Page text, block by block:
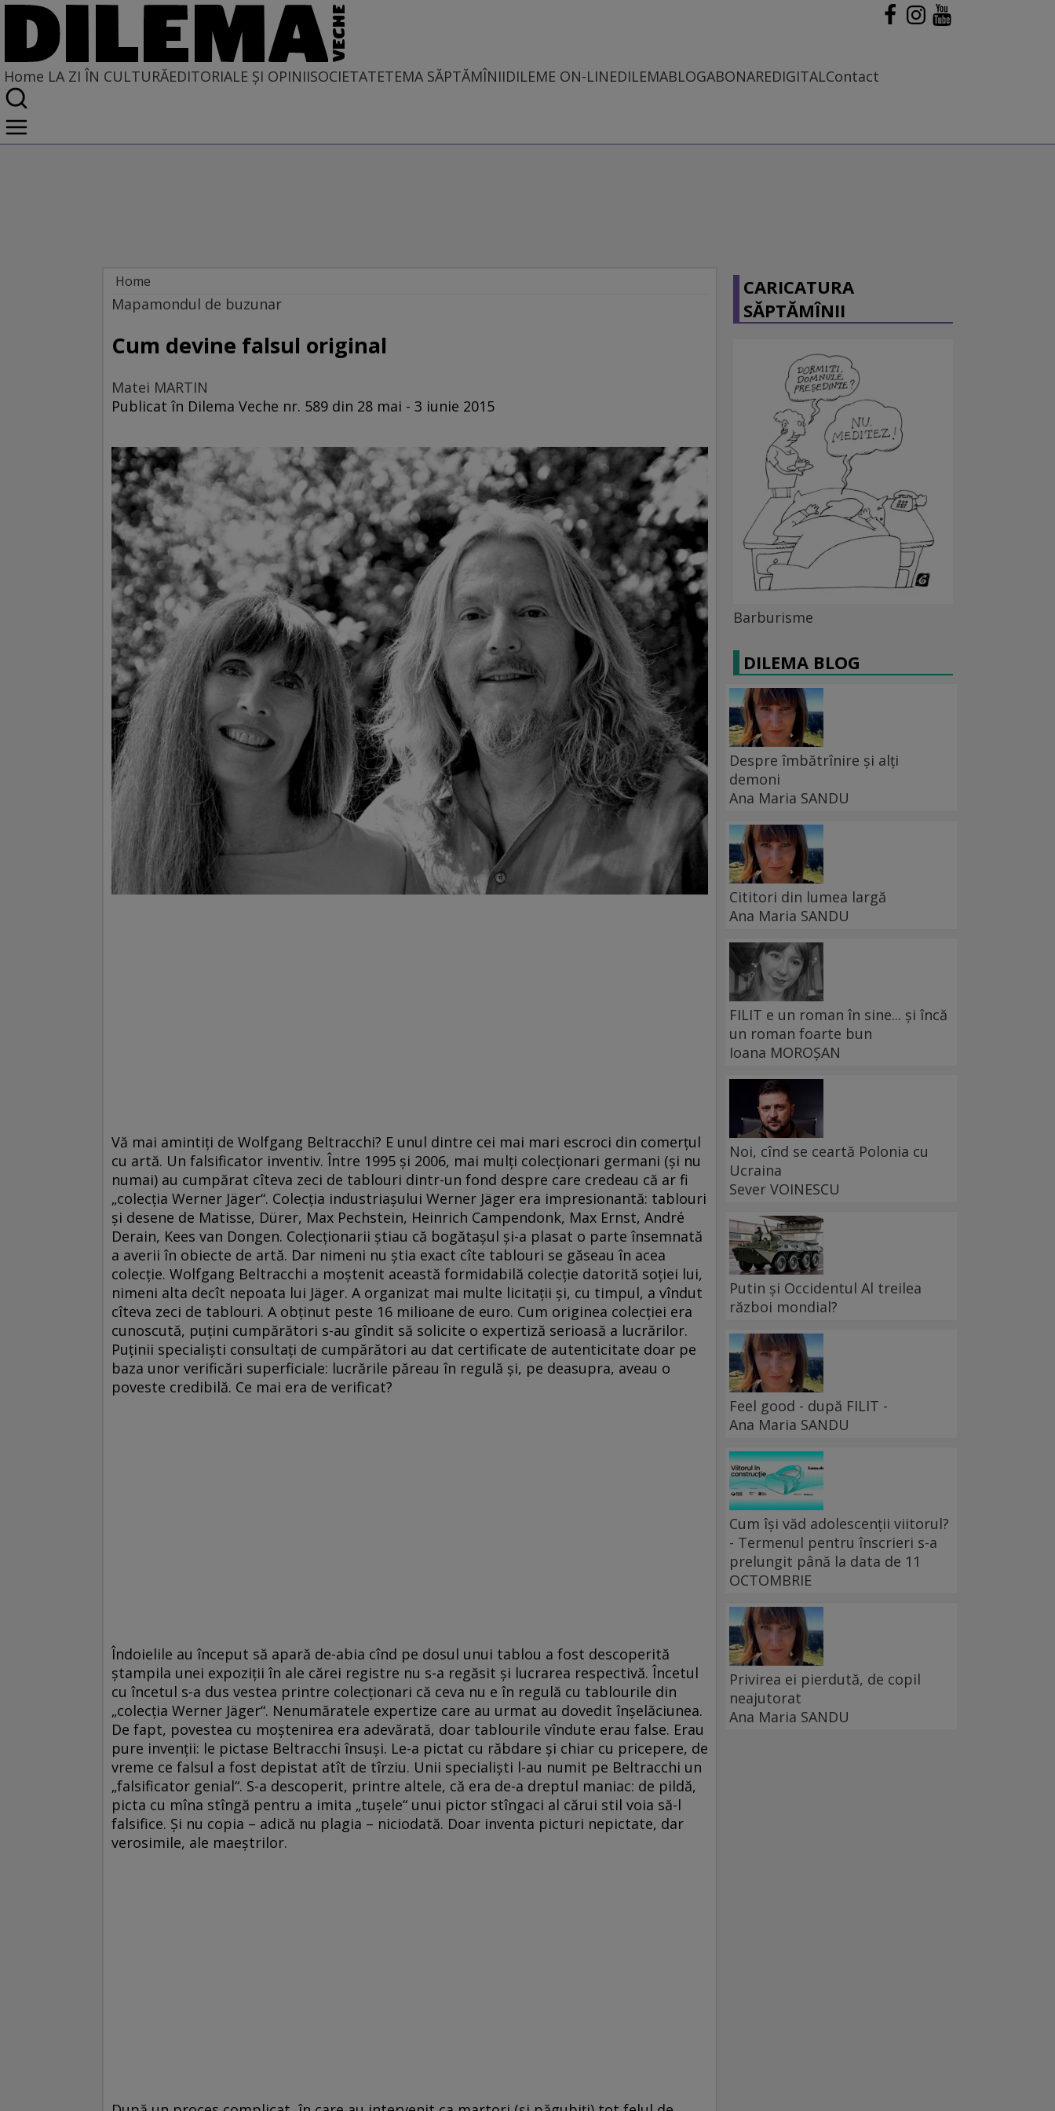
Home LA ZI ÎN CULTURĂEDITORIALE ȘI OPINIISOCIETATETEMA SĂPTĂMÎNIIDILEME ON-LINEDILEMABLOGABONAREDIGITALContact
Home
La zi în cultură
Mapamondul de buzunar
Cum devine falsul original
Matei MARTIN
Publicat în Dilema Veche nr. 589 din 28 mai - 3 iunie 2015
Vă mai amintiţi de Wolfgang Beltracchi? E unul dintre cei mai mari escroci din comerţul
cu artă. Un falsificator inventiv. Între 1995 şi 2006, mai mulţi colecţionari germani (şi nu
numai) au cumpărat cîteva zeci de tablouri dintr-un fond despre care credeau că ar fi
„colecţia Werner Jäger“. Colecţia industriaşului Werner Jäger era impresionantă: tablouri
şi desene de Matisse, Dürer, Max Pechstein, Heinrich Campendonk, Max Ernst, André
Derain, Kees van Dongen. Colecţionarii ştiau că bogătaşul şi-a plasat o parte însemnată
a averii în obiecte de artă. Dar nimeni nu ştia exact cîte tablouri se găseau în acea
colecţie. Wolfgang Beltracchi a moştenit această formidabilă colecţie datorită soţiei lui,
nimeni alta decît nepoata lui Jäger. A organizat mai multe licitaţii şi, cu timpul, a vîndut
cîteva zeci de tablouri. A obţinut peste 16 milioane de euro. Cum originea colecţiei era
cunoscută, puţini cumpărători s-au gîndit să solicite o expertiză serioasă a lucrărilor.
Puţinii specialişti consultaţi de cumpărători au dat certificate de autenticitate doar pe
baza unor verificări superficiale: lucrările păreau în regulă şi, pe deasupra, aveau o
poveste credibilă. Ce mai era de verificat?
Îndoielile au început să apară de-abia cînd pe dosul unui tablou a fost descoperită
ştampila unei expoziţii în ale cărei registre nu s-a regăsit şi lucrarea respectivă. Încetul
cu încetul s-a dus vestea printre colecţionari că ceva nu e în regulă cu tablourile din
„colecţia Werner Jäger“. Nenumăratele expertize care au urmat au dovedit înşelăciunea.
De fapt, povestea cu moştenirea era adevărată, doar tablourile vîndute erau false. Erau
pure invenţii: le pictase Beltracchi însuşi. Le-a pictat cu răbdare şi chiar cu pricepere, de
vreme ce falsul a fost depistat atît de tîrziu. Unii specialişti l-au numit pe Beltracchi un
„falsificator genial“. S-a descoperit, printre altele, că era de-a dreptul maniac: de pildă,
picta cu mîna stîngă pentru a imita „tuşele“ unui pictor stîngaci al cărui stil voia să-l
falsifice. Şi nu copia – adică nu plagia – niciodată. Doar inventa picturi nepictate, dar
verosimile, ale maeştrilor.
CARICATURA
SĂPTĂMÎNII
Barburisme
DILEMA BLOG
Despre îmbătrînire și alți
demoni
Ana Maria SANDU
Cititori din lumea largă
Ana Maria SANDU
FILIT e un roman în sine... și încă
un roman foarte bun
Ioana MOROȘAN
Noi, cînd se ceartă Polonia cu
Ucraina
Sever VOINESCU
Putin și Occidentul Al treilea
război mondial?
Feel good - după FILIT -
Ana Maria SANDU
Cum își văd adolescenții viitorul?
- Termenul pentru înscrieri s-a
prelungit până la data de 11
OCTOMBRIE
Privirea ei pierdută, de copil
neajutorat
Ana Maria SANDU